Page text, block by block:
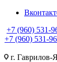
+7 (960) 531-
+7 (960) 531-
г. Гаврилов-